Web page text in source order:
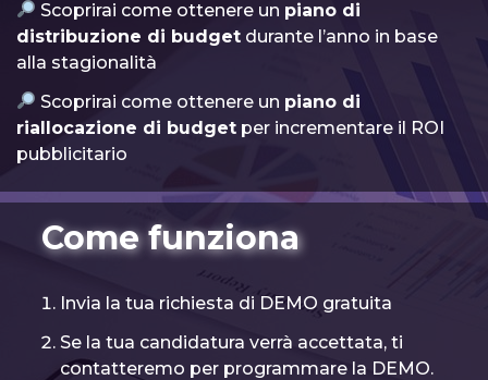
Scoprirai come ottenere ⁠un piano di
distribuzione di budget durante l’anno in base
alla stagionalità
Scoprirai come ottenere un piano di
riallocazione di budget per incrementare il ROI
pubblicitario
Come funziona
Invia la tua richiesta di DEMO gratuita
Se la tua candidatura verrà accettata, ti
contatteremo per programmare la DEMO.